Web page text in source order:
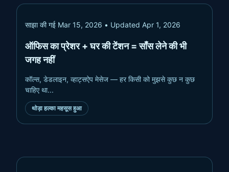
साझा की गई Mar 15, 2026 • Updated Apr 1, 2026
ऑफिस का प्रेशर + घर की टेंशन = साँस लेने की भी
जगह नहीं
कॉल्स, डेडलाइन, व्हाट्सऐप मेसेज — हर किसी को मुझसे कुछ न कुछ
चाहिए था...
ऑफिस का प्रेशर + घर की टेंशन = साँस लेने की भी जगह नहीं
थोड़ा हल्का महसूस हुआ